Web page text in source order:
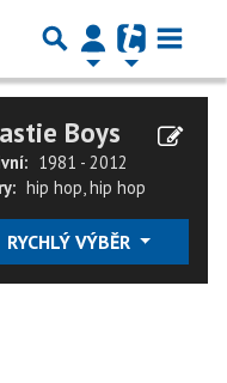
Boys
1981 - 2012
hip hop,hip hop
RYCHLÝ VÝBĚR